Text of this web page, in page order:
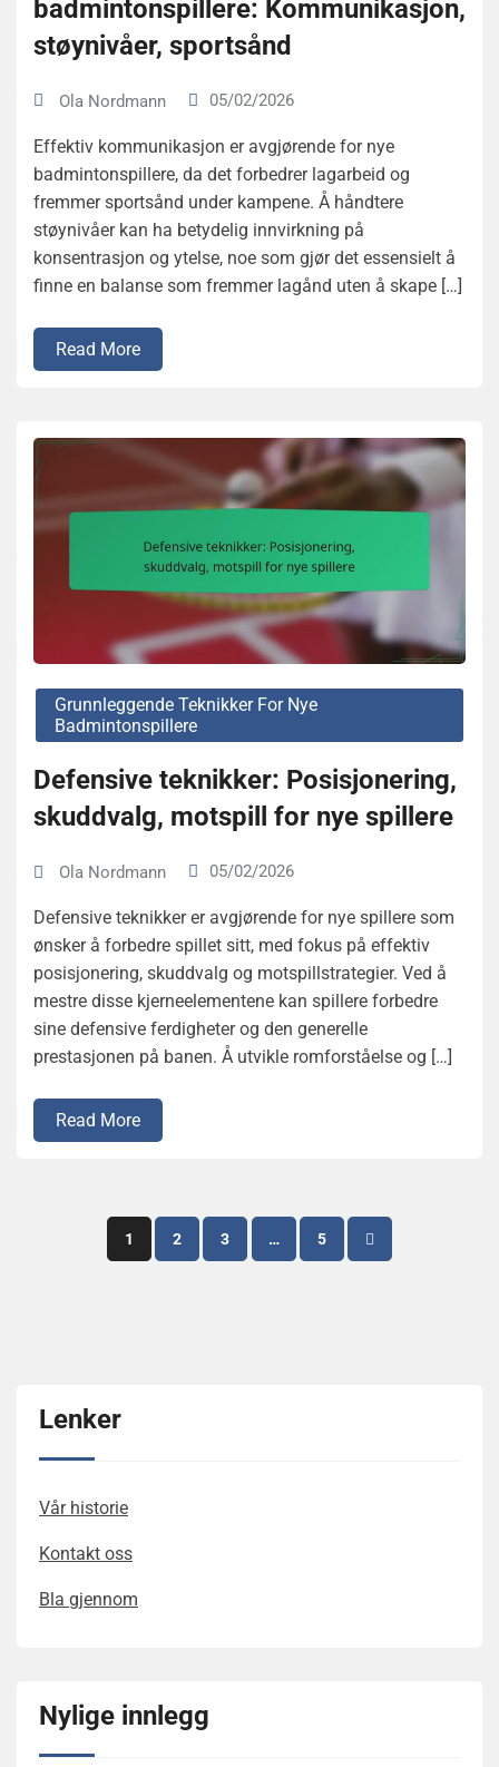
badmintonspillere: Kommunikasjon,
støynivåer, sportsånd
Ola Nordmann 05/02/2026
Effektiv kommunikasjon er avgjørende for nye
badmintonspillere, da det forbedrer lagarbeid og
fremmer sportsånd under kampene. Å håndtere
støynivåer kan ha betydelig innvirkning på
konsentrasjon og ytelse, noe som gjør det essensielt å
finne en balanse som fremmer lagånd uten å skape […]
Read More
Grunnleggende Teknikker For Nye
Badmintonspillere
Defensive teknikker: Posisjonering,
skuddvalg, motspill for nye spillere
Ola Nordmann 05/02/2026
Defensive teknikker er avgjørende for nye spillere som
ønsker å forbedre spillet sitt, med fokus på effektiv
posisjonering, skuddvalg og motspillstrategier. Ved å
mestre disse kjerneelementene kan spillere forbedre
sine defensive ferdigheter og den generelle
prestasjonen på banen. Å utvikle romforståelse og […]
Read More
Posts
1 2 3 … 5
Lenker
Vår historie
Kontakt oss
Bla gjennom
Nylige innlegg